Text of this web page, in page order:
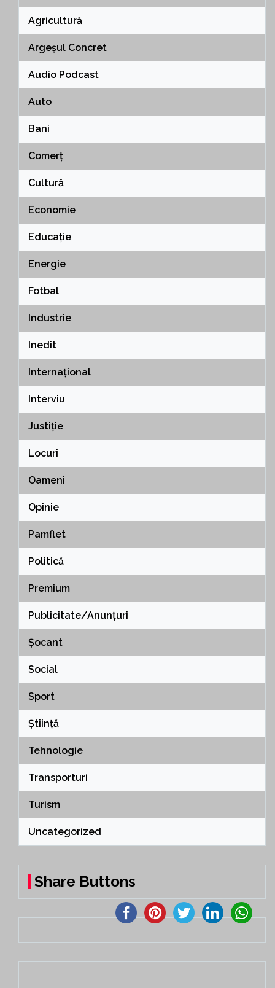
Agricultură
Argeșul Concret
Audio Podcast
Auto
Bani
Comerț
Cultură
Economie
Educație
Energie
Fotbal
Industrie
Inedit
Internațional
Interviu
Justiție
Locuri
Oameni
Opinie
Pamflet
Politică
Premium
Publicitate/Anunțuri
Șocant
Social
Sport
Știință
Tehnologie
Transporturi
Turism
Uncategorized
Share Buttons